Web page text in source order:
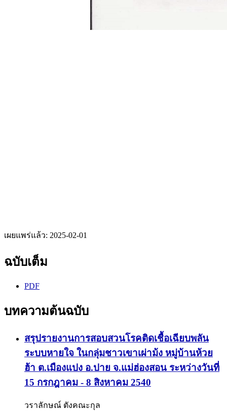
เผยแพร่แล้ว: 2025-02-01
ฉบับเต็ม
PDF
บทความต้นฉบับ
สรุปรายงานการสอบสวนโรคติดเชื้อเฉียบพลัน
ระบบหายใจ ในกลุ่มชาวเขาเผ่าม้ง หมู่บ้านห้วย
ฮ้า ต.เมืองแปง อ.ปาย จ.แม่ฮ่องสอน ระหว่างวันที่
15 กรกฎาคม - 8 สิงหาคม 2540
วราลักษณ์ ตังคณะกุล